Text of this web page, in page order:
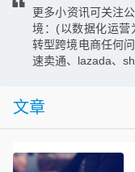
更多小资讯可关注
境：(以数据化运营
转型跨境电商任何
速卖通、lazada、
文章